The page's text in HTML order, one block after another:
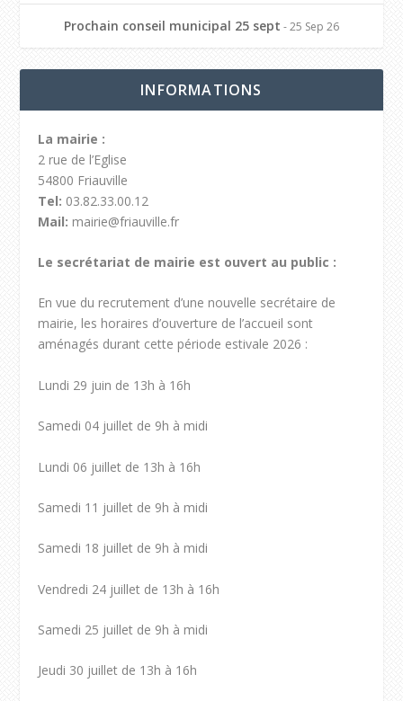
Prochain conseil municipal 25 sept - 25 Sep 26
INFORMATIONS
La mairie :
2 rue de l’Eglise
54800 Friauville
Tel: 03.82.33.00.12
Mail: mairie@friauville.fr
Le secrétariat de mairie est ouvert au public :
En vue du recrutement d’une nouvelle secrétaire de
mairie, les horaires d’ouverture de l’accueil sont
aménagés durant cette période estivale 2026 :
Lundi 29 juin de 13h à 16h
Samedi 04 juillet de 9h à midi
Lundi 06 juillet de 13h à 16h
Samedi 11 juillet de 9h à midi
Samedi 18 juillet de 9h à midi
Vendredi 24 juillet de 13h à 16h
Samedi 25 juillet de 9h à midi
Jeudi 30 juillet de 13h à 16h